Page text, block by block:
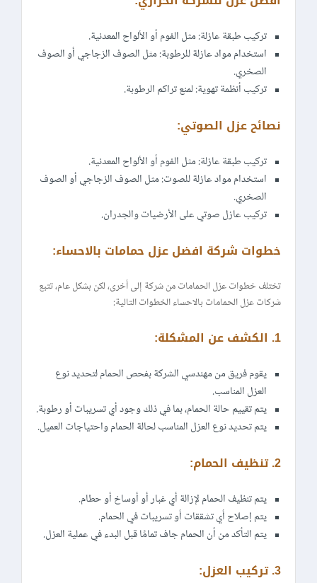
تركيب طبقة عازلة: مثل الفوم أو الألواح المعدنية.
استخدام مواد عازلة للرطوبة: مثل الصوف الزجاجي أو الصوف
الصخري.
تركيب أنظمة تهوية: لمنع تراكم الرطوبة.
نصائح عزل الصوتي:
تركيب طبقة عازلة: مثل الفوم أو الألواح المعدنية.
استخدام مواد عازلة للصوت: مثل الصوف الزجاجي أو الصوف
الصخري.
تركيب عازل صوتي على الأرضيات والجدران.
خطوات شركة افضل عزل حمامات بالاحساء:
تختلف خطوات عزل الحمامات من شركة إلى أخرى، لكن بشكل عام، تتبع
شركات عزل الحمامات بالاحساء الخطوات التالية:
1. الكشف عن المشكلة:
يقوم فريق من مهندسي الشركة بفحص الحمام لتحديد نوع
العزل المناسب.
يتم تقييم حالة الحمام، بما في ذلك وجود أي تسريبات أو رطوبة.
يتم تحديد نوع العزل المناسب لحالة الحمام واحتياجات العميل.
2. تنظيف الحمام:
يتم تنظيف الحمام لإزالة أي غبار أو أوساخ أو حطام.
يتم إصلاح أي تشققات أو تسريبات في الحمام.
يتم التأكد من أن الحمام جاف تمامًا قبل البدء في عملية العزل.
3. تركيب العزل: